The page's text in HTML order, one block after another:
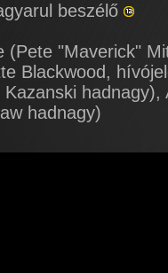
beszélő
(Pete "Maverick"
Blackwood,
hadnagy),
hadnagy)